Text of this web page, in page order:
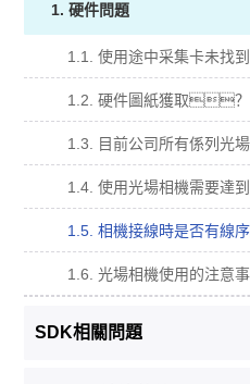
1. 硬件問題
1.1. 使用途中采集卡未
1.2. 硬件圖紙獲取？
1.3. 目前公司所有係列光
1.4. 使用光場相機需要
1.5. 相機接線時是否有線
1.6. 光場相機使用的注意
SDK相關問題